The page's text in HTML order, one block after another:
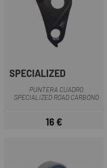
SPECIALIZED
PUNTERA CUADRO
SPECIALIZED ROAD CARBONO
Precio
16 €